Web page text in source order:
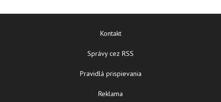
Kontakt
Správy cez RSS
Pravidlá prispievania
Reklama